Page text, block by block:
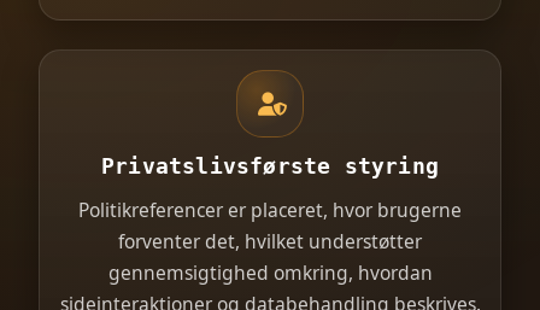
Privatslivsførste styring
Politikreferencer er placeret, hvor brugerne
forventer det, hvilket understøtter
gennemsigtighed omkring, hvordan
sideinteraktioner og databehandling beskrives.